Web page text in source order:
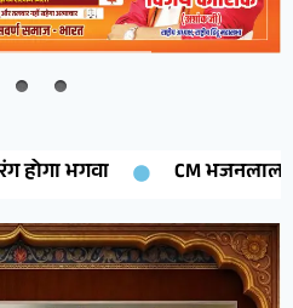
CM भजनलाल शर्मा 14 अगस्त को